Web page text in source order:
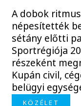
A dobok
népesítették
sétány előtti
Sportrégiója
részeként
Kupán civil,
belügyi
KÖZÉLET